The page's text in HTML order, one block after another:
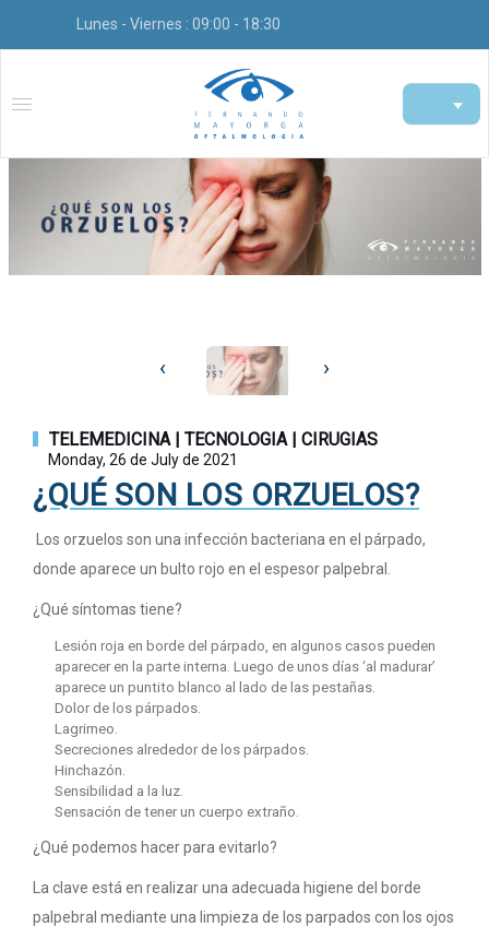
Lunes - Viernes : 09:00 - 18:30
‹ ›
TELEMEDICINA | TECNOLOGIA | CIRUGIAS
Monday, 26 de July de 2021
¿QUÉ SON LOS ORZUELOS?
Los orzuelos son una infección bacteriana en el párpado,
donde aparece un bulto rojo en el espesor palpebral.
¿Qué síntomas tiene?
Lesión roja en borde del párpado, en algunos casos pueden
aparecer en la parte interna. Luego de unos días ‘al madurar’
aparece un puntito blanco al lado de las pestañas.
Dolor de los párpados.
Lagrimeo.
Secreciones alrededor de los párpados.
Hinchazón.
Sensibilidad a la luz.
Sensación de tener un cuerpo extraño.
¿Qué podemos hacer para evitarlo?
La clave está en realizar una adecuada higiene del borde
palpebral mediante una limpieza de los parpados con los ojos